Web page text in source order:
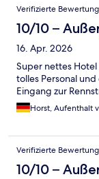
Verifizierte Bewertung
10/10 –
16. Apr. 2026
Super nettes Hotel
tolles Personal
Eingang zur
Horst, Aufenthalt
Verifizierte Bewertung
10/10 –